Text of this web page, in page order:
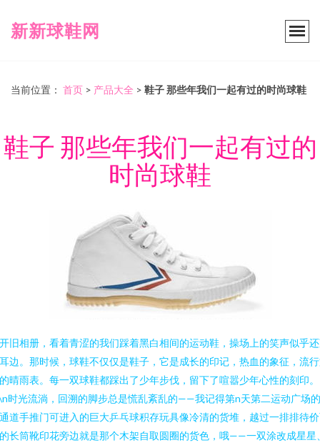
新新球鞋网
当前位置： 首页 > 产品大全 > 鞋子 那些年我们一起有过的时尚球鞋
鞋子 那些年我们一起有过的
时尚球鞋
旧相册，看着青涩的我们踩着黑白相间的运动鞋，操场上的笑声似乎
边。那时候，球鞋不仅仅是鞋子，它是成长的印记，热血的象征，流
晴雨表。每一双球鞋都踩出了少年步伐，留下了喧嚣少年心性的刻印。
时光流淌，回溯的脚步总是慌乱紊乱的——我记得第n天第二运动广场
道手推门可进入的巨大乒乓球积存玩具像冷清的货堆，越过一排排待
长筒靴印花旁边就是那个木架自取圆圈的货色，哦——一双涂改成星星